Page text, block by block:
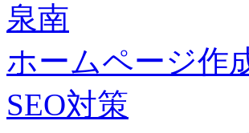
泉南
ホームページ作
SEO対策